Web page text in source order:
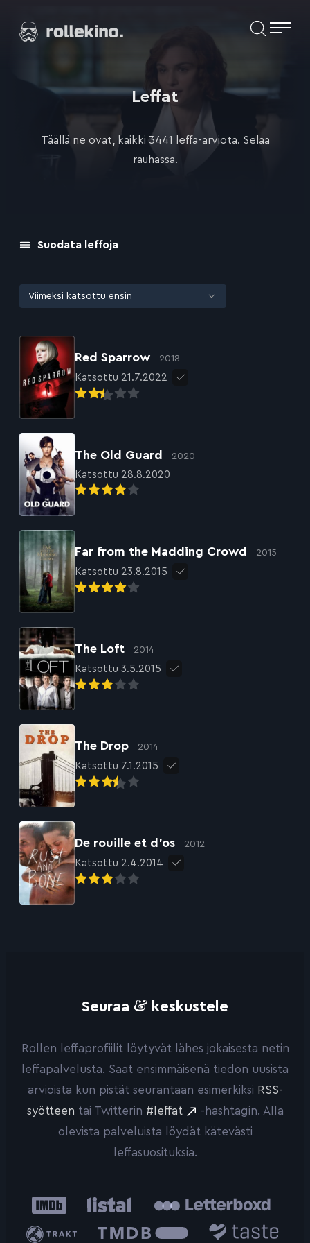
suoraan
Elokuvat ja elokuva-arviot | Rollekino.fi
jälkeen.
Leffat
Täällä ne ovat, kaikki 3441 leffa-arviota. Selaa
rauhassa.
Suodata leffoja
Red Sparrow 2018
Katsottu 21.7.2022
The Old Guard 2020
Katsottu 28.8.2020
Far from the Madding Crowd 2015
Katsottu 23.8.2015
The Loft 2014
Katsottu 3.5.2015
The Drop 2014
Katsottu 7.1.2015
De rouille et d’os 2012
Katsottu 2.4.2014
Seuraa & keskustele
Rollen leffaprofiilit löytyvät lähes jokaisesta netin
leffapalvelusta. Saat ensimmäisenä tiedon uusista
arvioista kun pistät seurantaan esimerkiksi RSS-
syötteen tai Twitterin #leffat
-hashtagin. Alla
olevista palveluista löydät kätevästi
leffasuosituksia.
IMDb Listal